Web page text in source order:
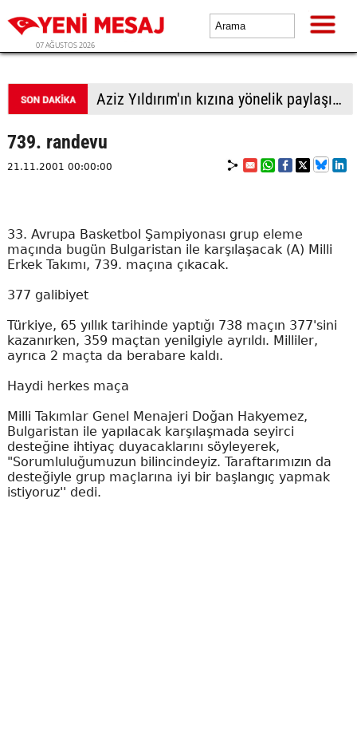
07 AĞUSTOS 2026
Aziz Yıldırım'ın kızına yönelik paylaşımlar yapan kişiye ev hapsi
739. randevu
21.11.2001 00:00:00
33. Avrupa Basketbol Şampiyonası grup eleme
maçında bugün Bulgaristan ile karşılaşacak (A) Milli
Erkek Takımı, 739. maçına çıkacak.
377 galibiyet
Türkiye, 65 yıllık tarihinde yaptığı 738 maçın 377'sini
kazanırken, 359 maçtan yenilgiyle ayrıldı. Milliler,
ayrıca 2 maçta da berabare kaldı.
Haydi herkes maça
Milli Takımlar Genel Menajeri Doğan Hakyemez,
Bulgaristan ile yapılacak karşılaşmada seyirci
desteğine ihtiyaç duyacaklarını söyleyerek,
"Sorumluluğumuzun bilincindeyiz. Taraftarımızın da
desteğiyle grup maçlarına iyi bir başlangıç yapmak
istiyoruz'' dedi.